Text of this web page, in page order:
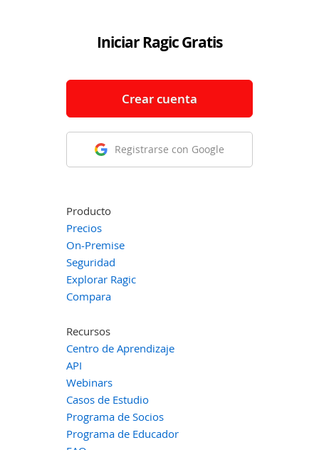
Iniciar Ragic Gratis
Crear cuenta
Registrarse con Google
Producto
Precios
On-Premise
Seguridad
Explorar Ragic
Compara
Recursos
Centro de Aprendizaje
API
Webinars
Casos de Estudio
Programa de Socios
Programa de Educador